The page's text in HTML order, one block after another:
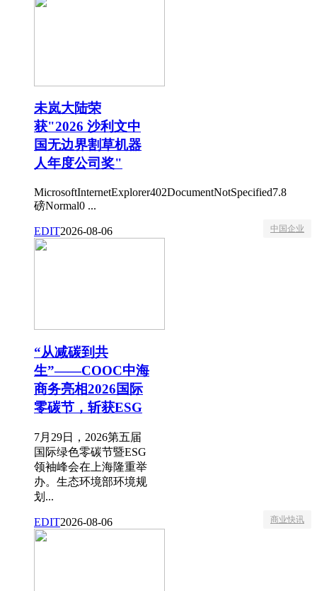
未岚大陆荣
获"2026 沙利文中
国无边界割草机器
人年度公司奖"
MicrosoftInternetExplorer402DocumentNotSpecified7.8
磅Normal0 ...
EDIT2026-08-06 中国企业
“从减碳到共
生”——COOC中海
商务亮相2026国际
零碳节，斩获ESG
7月29日，2026第五届
国际绿色零碳节暨ESG
领袖峰会在上海隆重举
办。生态环境部环境规
划...
EDIT2026-08-06 商业快讯